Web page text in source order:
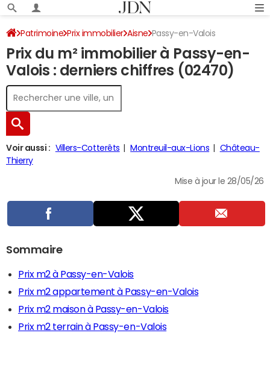
Patrimoine Prix immobilier Aisne Passy-en-Valois
Prix du m² immobilier à Passy-en-
Valois : derniers chiffres (02470)
Voir aussi : Villers-Cotterêts Montreuil-aux-Lions
Château-
Thierry
Mise à jour le 28/05/26
Sommaire
Prix m2 à Passy-en-Valois
Prix m2 appartement à Passy-en-Valois
Prix m2 maison à Passy-en-Valois
Prix m2 terrain à Passy-en-Valois